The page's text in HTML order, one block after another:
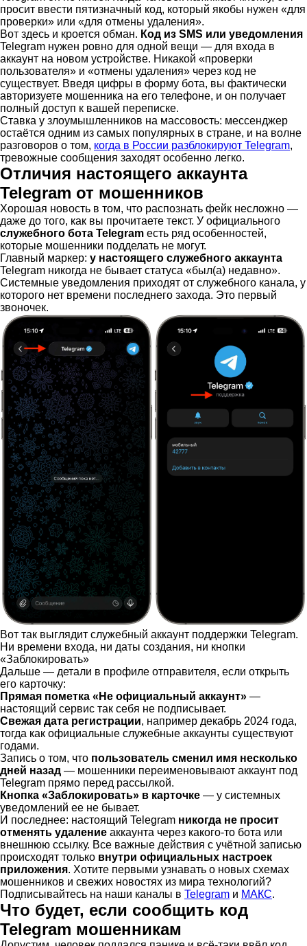
просит ввести пятизначный код, который якобы нужен «для
проверки» или «для отмены удаления».
Вот здесь и кроется обман. Код из SMS или уведомления
Telegram нужен ровно для одной вещи — для входа в
аккаунт на новом устройстве. Никакой «проверки
пользователя» и «отмены удаления» через код не
существует. Введя цифры в форму бота, вы фактически
авторизуете мошенника на его телефоне, и он получает
полный доступ к вашей переписке.
Ставка у злоумышленников на массовость: мессенджер
остаётся одним из самых популярных в стране, и на волне
разговоров о том, когда в России разблокируют Telegram,
тревожные сообщения заходят особенно легко.
Отличия настоящего аккаунта
Telegram от мошенников
Хорошая новость в том, что распознать фейк несложно —
даже до того, как вы прочитаете текст. У официального
служебного бота Telegram есть ряд особенностей,
которые мошенники подделать не могут.
Главный маркер: у настоящего служебного аккаунта
Telegram никогда не бывает статуса «был(а) недавно».
Системные уведомления приходят от служебного канала, у
которого нет времени последнего захода. Это первый
звоночек.
Вот так выглядит служебный аккаунт поддержки Telegram.
Ни времени входа, ни даты создания, ни кнопки
«Заблокировать»
Дальше — детали в профиле отправителя, если открыть
его карточку:
Прямая пометка «Не официальный аккаунт» —
настоящий сервис так себя не подписывает.
Свежая дата регистрации, например декабрь 2024 года,
тогда как официальные служебные аккаунты существуют
годами.
Запись о том, что пользователь сменил имя несколько
дней назад — мошенники переименовывают аккаунт под
Telegram прямо перед рассылкой.
Кнопка «Заблокировать» в карточке — у системных
уведомлений ее не бывает.
И последнее: настоящий Telegram никогда не просит
отменять удаление аккаунта через какого-то бота или
внешнюю ссылку. Все важные действия с учётной записью
происходят только внутри официальных настроек
приложения. Хотите первыми узнавать о новых схемах
мошенников и свежих новостях из мира технологий?
Подписывайтесь на наши каналы в Telegram и МАКС.
Что будет, если сообщить код
Telegram мошенникам